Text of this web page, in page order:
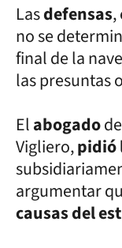
Lasdefensas,
no se
final de la
las presuntas
Elabogadode
Vigliero,pidió
argumentar
causas del